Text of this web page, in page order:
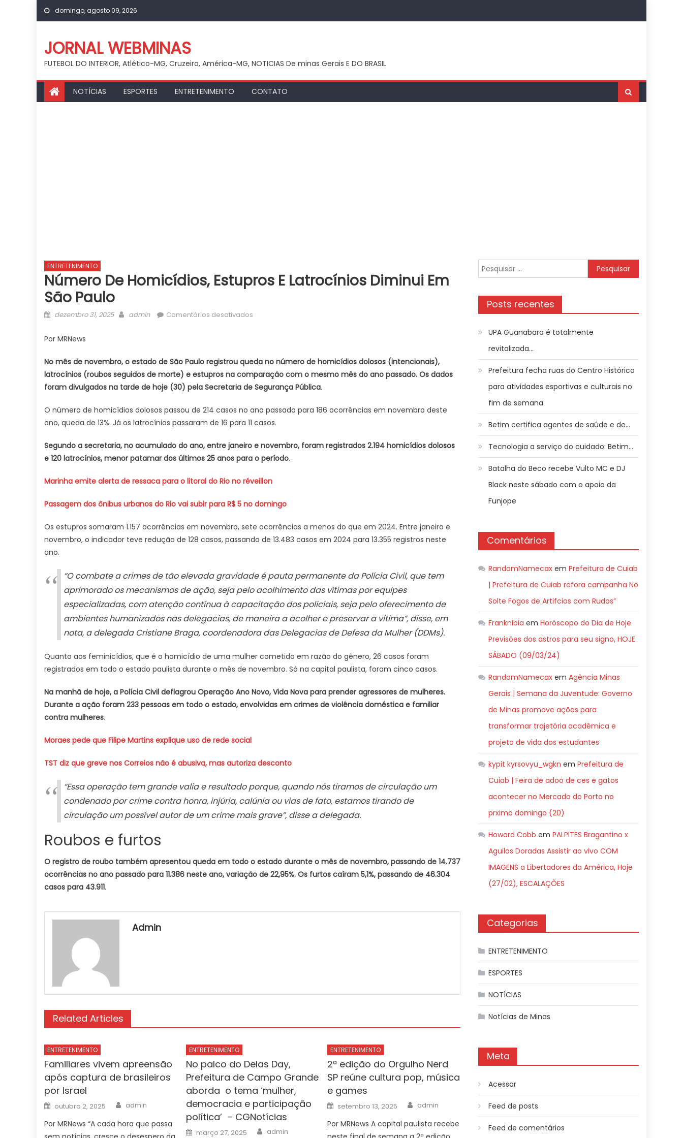
Skip
domingo, agosto 09, 2026
JORNAL WEBMINAS
FUTEBOL DO INTERIOR, Atlético-MG, Cruzeiro, América-MG, NOTICIAS De minas Gerais E DO BRASIL
NOTÍCIAS ESPORTES ENTRETENIMENTO CONTATO
ENTRETENIMENTO
Número De Homicídios, Estupros E Latrocínios Diminui Em
São Paulo
Posted
dezembro 31, 2025 Author
admin Comentários desativados
estupros
e
latrocínios
em
São
Por MRNews
No mês de novembro, o estado de São Paulo registrou queda no número de homicídios dolosos (intencionais),
latrocínios (roubos seguidos de morte) e estupros na comparação com o mesmo mês do ano passado. Os dados
foram divulgados na tarde de hoje (30) pela Secretaria de Segurança Pública.
O número de homicídios dolosos passou de 214 casos no ano passado para 186 ocorrências em novembro deste
ano, queda de 13%. Já os latrocínios passaram de 16 para 11 casos.
Segundo a secretaria, no acumulado do ano, entre janeiro e novembro, foram registrados 2.194 homicídios dolosos
e 120 latrocínios, menor patamar dos últimos 25 anos para o período.
Marinha emite alerta de ressaca para o litoral do Rio no réveillon
Passagem dos ônibus urbanos do Rio vai subir para R$ 5 no domingo
Os estupros somaram 1.157 ocorrências em novembro, sete ocorrências a menos do que em 2024. Entre janeiro e
novembro, o indicador teve redução de 128 casos, passando de 13.483 casos em 2024 para 13.355 registros neste
ano.
“O combate a crimes de tão elevada gravidade é pauta permanente da Polícia Civil, que tem
aprimorado os mecanismos de ação, seja pelo acolhimento das vítimas por equipes
especializadas, com atenção contínua à capacitação dos policiais, seja pelo oferecimento de
ambientes humanizados nas delegacias, de maneira a acolher e preservar a vítima”, disse, em
nota, a delegada Cristiane Braga, coordenadora das Delegacias de Defesa da Mulher (DDMs).
Quanto aos feminicídios, que é o homicídio de uma mulher cometido em razão do gênero, 26 casos foram
registrados em todo o estado paulista durante o mês de novembro. Só na capital paulista, foram cinco casos.
Na manhã de hoje, a Polícia Civil deflagrou Operação Ano Novo, Vida Nova para prender agressores de mulheres.
Durante a ação foram 233 pessoas em todo o estado, envolvidas em crimes de violência doméstica e familiar
contra mulheres.
Moraes pede que Filipe Martins explique uso de rede social
TST diz que greve nos Correios não é abusiva, mas autoriza desconto
“Essa operação tem grande valia e resultado porque, quando nós tiramos de circulação um
condenado por crime contra honra, injúria, calúnia ou vias de fato, estamos tirando de
circulação um possível autor de um crime mais grave”, disse a delegada.
Roubos e furtos
O registro de roubo também apresentou queda em todo o estado durante o mês de novembro, passando de 14.737
ocorrências no ano passado para 11.386 neste ano, variação de 22,95%. Os furtos caíram 5,1%, passando de 46.304
casos para 43.911.
Admin
Related Articles
ENTRETENIMENTO
Familiares vivem apreensão
após captura de brasileiros
por Israel
Posted
on
outubro 2, 2025 Author
admin
Por MRNews “A cada hora que passa
ENTRETENIMENTO
No palco do Delas Day,
Prefeitura de Campo Grande
aborda o tema ‘mulher,
democracia e participação
política’ – CGNotícias
Posted
março 27, 2025 Author
admin
ENTRETENIMENTO
2ª edição do Orgulho Nerd
SP reúne cultura pop, música
e games
Posted
on
setembro 13, 2025 Author
admin
Por MRNews A capital paulista recebe
Pesquisar
por:
Posts recentes
UPA Guanabara é totalmente
revitalizada…
Prefeitura fecha ruas do Centro Histórico
para atividades esportivas e culturais no
fim de semana
Betim certifica agentes de saúde e de…
Tecnologia a serviço do cuidado: Betim…
Batalha do Beco recebe Vulto MC e DJ
Black neste sábado com o apoio da
Funjope
Comentários
RandomNamecax emPrefeitura de Cuiab
| Prefeitura de Cuiab refora campanha No
Solte Fogos de Artifcios com Rudos”
Franknibia emHoróscopo do Dia de Hoje
Previsões dos astros para seu signo, HOJE
SÁBADO (09/03/24)
RandomNamecax emAgência Minas
Gerais | Semana da Juventude: Governo
de Minas promove ações para
transformar trajetória acadêmica e
projeto de vida dos estudantes
kypit kyrsovyu_wgkn emPrefeitura de
Cuiab | Feira de adoo de ces e gatos
acontecer no Mercado do Porto no
prximo domingo (20)
Howard Cobb emPALPITES Bragantino x
Aguilas Doradas Assistir ao vivo COM
IMAGENS a Libertadores da América, Hoje
(27/02), ESCALAÇÕES
Categorias
ENTRETENIMENTO
ESPORTES
NOTÍCIAS
Notícias de Minas
Meta
Acessar
Feed de posts
Feed de comentários